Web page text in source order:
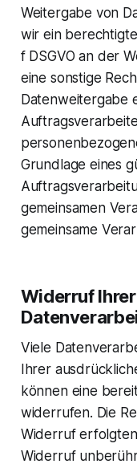
Weitergabe von
wir ein
f DSGVO an der
eine sonstige
Datenweitergabe
Grundlage eines
gemeinsamen
gemeinsame
Widerruf
Viele
Ihrer
können eine
widerrufen. Die
Widerruf
Widerruf